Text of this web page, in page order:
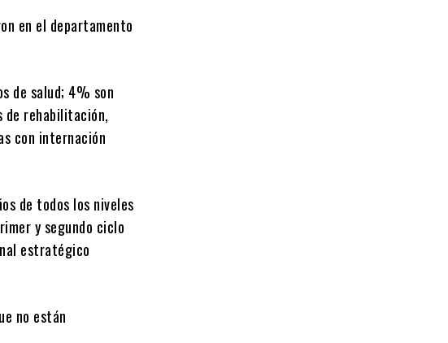
en el departamento
de salud; 4% son
de rehabilitación,
con internación
de todos los niveles
y segundo ciclo
estratégico
no están